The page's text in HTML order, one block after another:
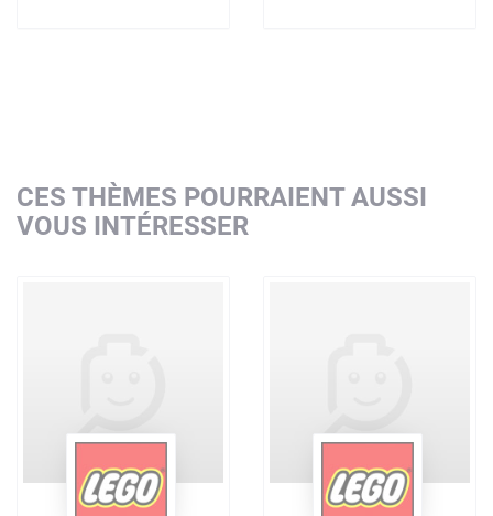
CES THÈMES POURRAIENT AUSSI
VOUS INTÉRESSER